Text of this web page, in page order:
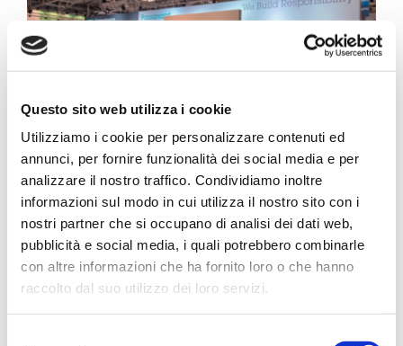
Questo sito web utilizza i cookie
Utilizziamo i cookie per personalizzare contenuti ed
annunci, per fornire funzionalità dei social media e per
analizzare il nostro traffico. Condividiamo inoltre
informazioni sul modo in cui utilizza il nostro sito con i
nostri partner che si occupano di analisi dei dati web,
pubblicità e social media, i quali potrebbero combinarle
con altre informazioni che ha fornito loro o che hanno
raccolto dal suo utilizzo dei loro servizi.
Progetto Cross Life
Blog
Download
Lavora con noi
Contatti
Vai a Diemme Filtration
Siamo lieti di annunciare che parteciperemo
all’IFAT, fiera leader mondiale per la gestione di
acqua, acque reflue, rifiuti e materie prime, che si
terrà a Monaco di Baviera, in Germania, dal 30